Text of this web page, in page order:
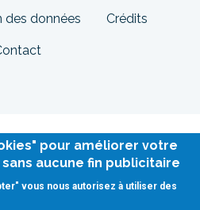
des données Crédits
pour améliorer votre
aucune fin publicitaire
vous nous autorisez à utiliser des